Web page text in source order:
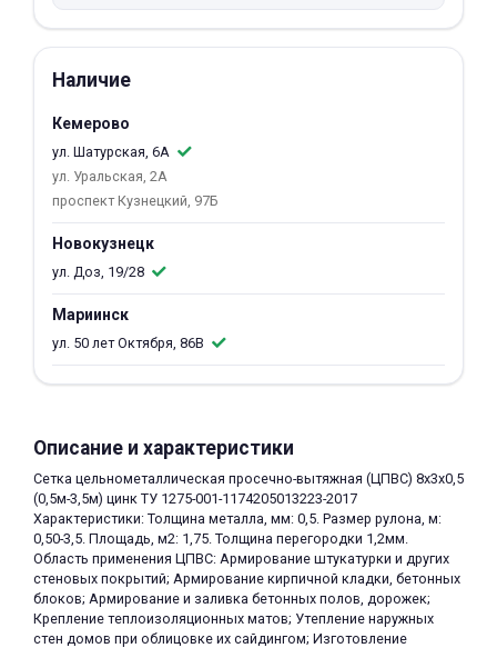
Наличие
Кемерово
ул. Шатурская, 6А
ул. Уральская, 2А
проспект Кузнецкий, 97Б
Новокузнецк
ул. Доз, 19/28
Мариинск
ул. 50 лет Октября, 86В
Описание и характеристики
Сетка цельнометаллическая просечно-вытяжная (ЦПВС) 8х3х0,5
(0,5м-3,5м) цинк ТУ 1275-001-1174205013223-2017
Характеристики: Толщина металла, мм: 0,5. Размер рулона, м:
0,50-3,5. Площадь, м2: 1,75. Толщина перегородки 1,2мм.
Область применения ЦПВС: Армирование штукатурки и других
стеновых покрытий; Армирование кирпичной кладки, бетонных
блоков; Армирование и заливка бетонных полов, дорожек;
Крепление теплоизоляционных матов; Утепление наружных
стен домов при облицовке их сайдингом; Изготовление
об оплате Плайтом
недели
8 800 302-02-51